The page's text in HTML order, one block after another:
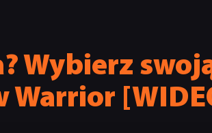
Wybierz
Warrior